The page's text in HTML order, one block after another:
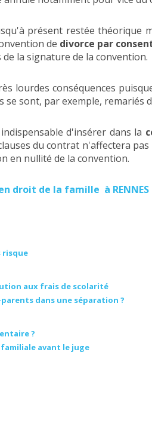
présent restée théorique
de divorce par
la signature de la convention.
lourdes conséquences
sont, par exemple,
d'insérer dans la
du contrat n'affectera
en nullité de la convention.
droit de la famille à
risque
aux frais de scolarité
dans une séparation ?
?
avant le juge